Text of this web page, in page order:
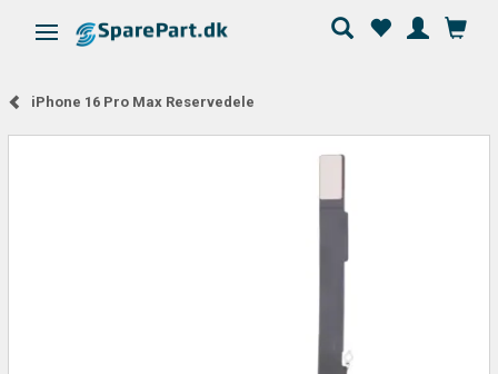
Skifte navigation
iPhone 16 Pro Max Reservedele